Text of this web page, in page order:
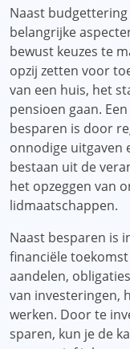
Naast
belangrijke
bewust keuzes te
opzij zetten voor
van een huis, het
pensioen gaan.
besparen is door
onnodige uitgaven
bestaan ​​uit de
het opzeggen van
lidmaatschappen.
Naast besparen is
financiële
aandelen,
van investeringen,
werken. Door te
sparen, kun je de